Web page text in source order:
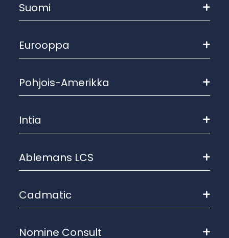
Suomi
Eurooppa
Pohjois-Amerikka
Intia
Ablemans LCS
Cadmatic
Nomine Consult